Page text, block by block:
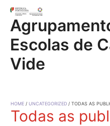
content
Escolas de
Vide
HOME UNCATEGORIZED TODAS AS
Todas as